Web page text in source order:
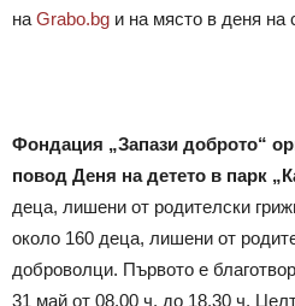
на Grabo.bg и на място в деня на
Фондация „Запази доброто“
повод Деня на детето в парк
деца, лишени от родителски
около 160 деца, лишени от
доброволци. Първото е
31 май от 08.00 ч. до 18.30 ч.